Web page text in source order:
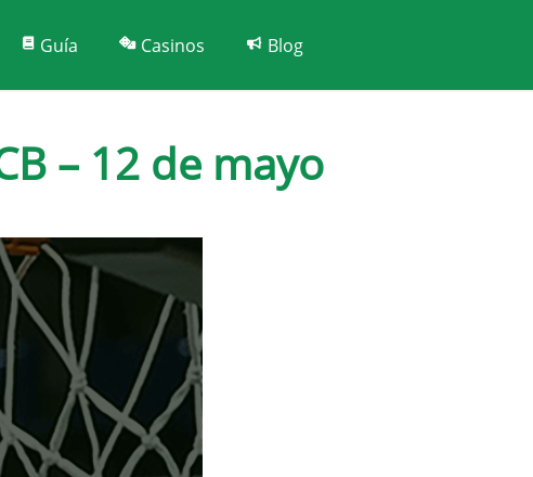
Guía Casinos Blog
– 12 de mayo